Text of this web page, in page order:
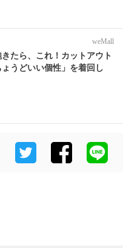
weMall
たら、これ！カットアウト
うどいい個性」を着回し